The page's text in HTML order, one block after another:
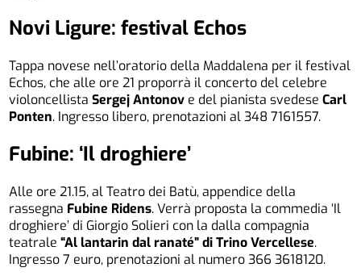
Novi Ligure: festival Echos
Tappa novese nell’oratorio della Maddalena per il festival
Echos, che alle ore 21 proporrà il concerto del celebre
violoncellista Sergej Antonov e del pianista svedeseCarl
Ponten. Ingresso libero, prenotazioni al 348 7161557.
Fubine: ‘Il droghiere’
Alle ore 21.15, al Teatro dei Batù, appendice della
rassegna Fubine Ridens. Verrà proposta la commedia ‘Il
droghiere’ di Giorgio Solieri con la dalla compagnia
teatrale “Al lantarin dal ranaté” di Trino Vercellese.
Ingresso 7 euro, prenotazioni al numero 366 3618120.